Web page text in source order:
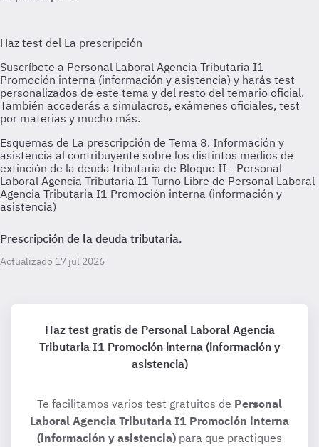
Esquemas de La prescripción de Tema 8. Información y
asistencia al contribuyente sobre los distintos medios de
extinción de la deuda tributaria de Bloque II - Personal
Laboral Agencia Tributaria I1 Turno Libre de Personal Laboral
Agencia Tributaria I1 Promoción interna (información y
asistencia)
Prescripción de la deuda tributaria.
Actualizado 17 jul 2026
Haz test gratis de Personal Laboral Agencia
Tributaria I1 Promoción interna (información y
asistencia)
Te facilitamos varios test gratuitos de Personal
Laboral Agencia Tributaria I1 Promoción interna
(información y asistencia) para que practiques